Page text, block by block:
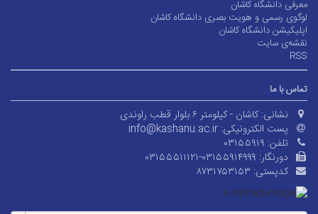
معرفی دانشگاه کاشان
لوگوی رسمی و هویت بصری دانشگاه کاشان
اپلیکیشن دانشگاه کاشان
نقشه‌ی سایت
RSS
تماس با ما
نشانی: کاشان - کیلومتر ۶ بلوار قطب راوندی
پست الکترونیکی: info@kashanu.ac.ir
تلفن: ۰۳۱۵۵۹۱۹
دورنگار: ۰۳۱۵۵۵۱۱۱۲۱-۰۳۱۵۵۹۱۴۹۹۹
کدپستی: ۸۷۳۱۷۵۳۱۵۳